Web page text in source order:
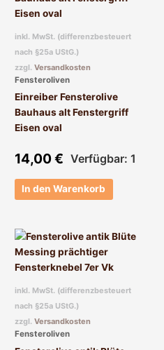
inkl. MwSt. (differenzbesteuert
nach §25a UStG.)
zzgl. Versandkosten
Fensteroliven
Einreiber Fensterolive
Bauhaus alt Fenstergriff
Eisen oval
14,00€ Verfügbar: 1
In den Warenkorb
inkl. MwSt. (differenzbesteuert
nach §25a UStG.)
zzgl. Versandkosten
Fensteroliven